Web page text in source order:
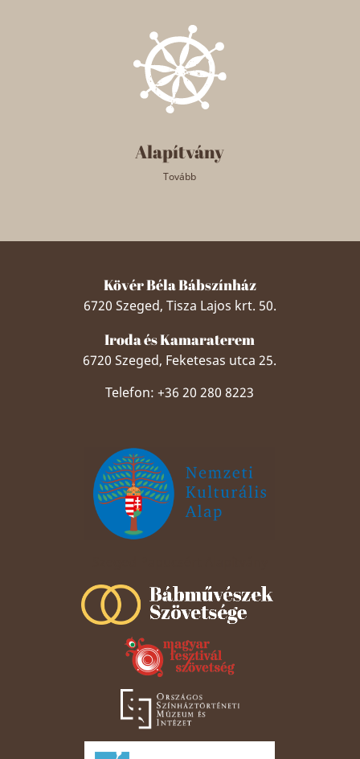
Alapítvány
Tovább
Kövér Béla Bábszínház
6720 Szeged, Tisza Lajos krt. 50.
Iroda és Kamaraterem
6720 Szeged, Feketesas utca 25.
Telefon: +36 20 280 8223